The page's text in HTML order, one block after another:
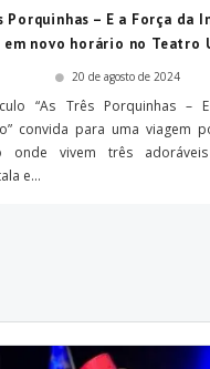
Porquinhas – E a Força da
em novo horário no Teatro
20 de agosto de 2024
“As Três Porquinhas –
convida para uma viagem
onde vivem três
e...